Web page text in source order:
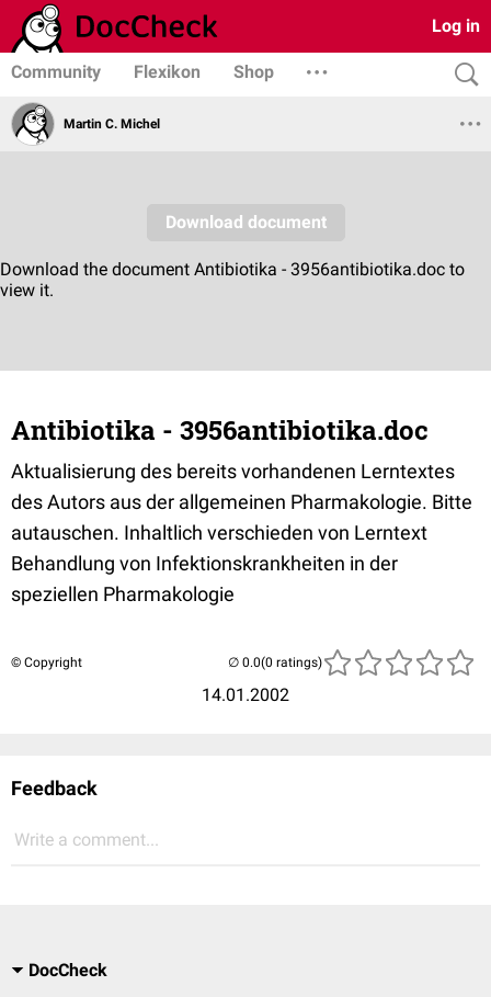
Log in
Community Flexikon Shop
Martin C. Michel
Antibiotika - 3956antibiotika.doc
Aktualisierung des bereits vorhandenen Lerntextes
des Autors aus der allgemeinen Pharmakologie. Bitte
autauschen. Inhaltlich verschieden von Lerntext
Behandlung von Infektionskrankheiten in der
speziellen Pharmakologie
© Copyright
14.01.2002
(0 ratings)
Feedback
Write a comment...
DocCheck